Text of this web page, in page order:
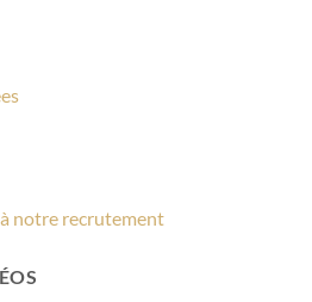
à notre recrutement